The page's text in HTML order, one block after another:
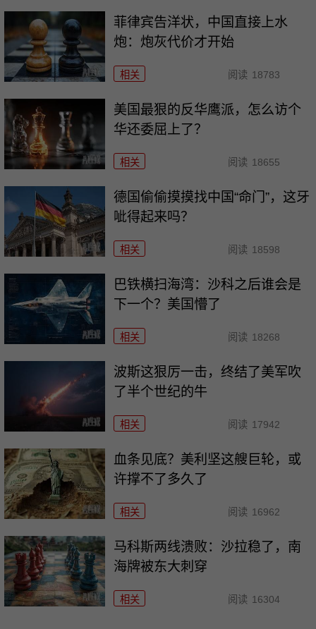
菲律宾告洋状，中国直接上水
炮：炮灰代价才开始
相关 阅读 18783
美国最狠的反华鹰派，怎么访个
华还委屈上了？
相关 阅读 18655
德国偷偷摸摸找中国“命门”，这牙
呲得起来吗？
相关 阅读 18598
巴铁横扫海湾：沙科之后谁会是
下一个？美国懵了
相关 阅读 18268
波斯这狠厉一击，终结了美军吹
了半个世纪的牛
相关 阅读 17942
血条见底？美利坚这艘巨轮，或
许撑不了多久了
相关 阅读 16962
马科斯两线溃败：沙拉稳了，南
海牌被东大刺穿
相关 阅读 16304